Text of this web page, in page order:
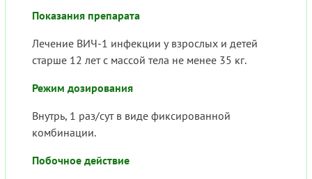
Показания препарата
Лечение ВИЧ-1 инфекции у взрослых и детей
старше 12 лет с массой тела не менее 35 кг.
Режим дозирования
Внутрь, 1 раз/сут в виде фиксированной
комбинации.
Побочное действие